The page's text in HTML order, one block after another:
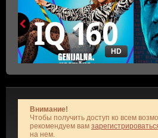
HD
Внимание!
Чтобы получить доступ ко всем
рекомендуем вам
на нем.